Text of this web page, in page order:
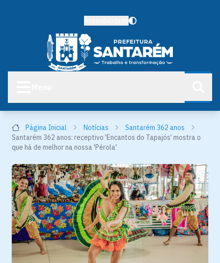
Página Inicial Notícias
Santarém 362 anos
Santarém 362 anos: receptivo 'Encantos do Tapajós' mostra o
que há de melhor na nossa 'Pérola'